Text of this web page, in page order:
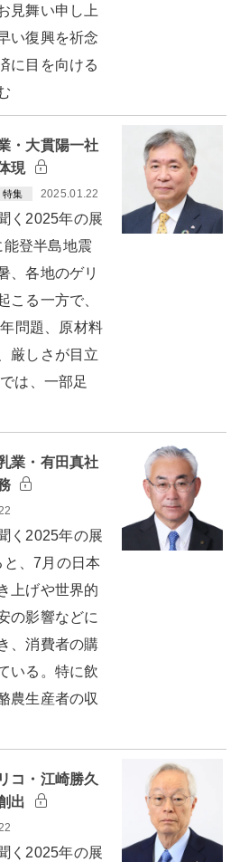
見舞い申し上
い復興を祈念
に目を向ける
・大貫陽一社
現
特集 2025.01.22
く2025年の展
登半島地震
、各地のゲリ
こる一方で、
問題、原材料
厳しさが目立
は、一部足
業・有田真社
く2025年の展
、7月の日本
上げや世界的
の影響などに
、消費者の購
いる。特に飲
農生産者の収
コ・江崎勝久
出
く2025年の展